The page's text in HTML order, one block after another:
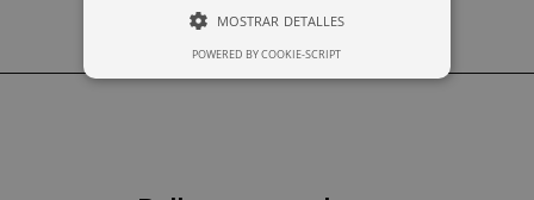
MOSTRAR DETALLES
POWERED BY COOKIE-SCRIPT